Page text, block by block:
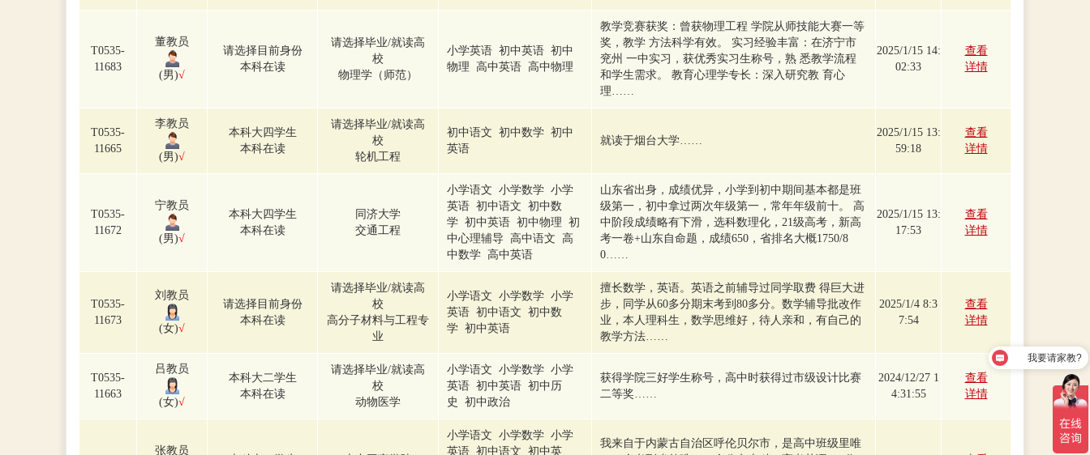
T0535-
11683
董教员
(男)√
请选择目前身份
本科在读
请选择毕业/就读高
校
物理学（师范）
小学英语 初中英语 初中
物理 高中英语 高中物理
教学竞赛获奖：曾获物理工程 学院从师技能大赛一等
奖，教学 方法科学有效。 实习经验丰富：在济宁市
兖州 一中实习，获优秀实习生称号，熟 悉教学流程
和学生需求。 教育心理学专长：深入研究教 育心
理……
2025/1/15 14:
02:33
查看
详情
T0535-
11665
李教员
(男)√
本科大四学生
本科在读
请选择毕业/就读高
校
轮机工程
初中语文 初中数学 初中
英语
就读于烟台大学……
2025/1/15 13:
59:18
查看
详情
T0535-
11672
宁教员
(男)√
本科大四学生
本科在读
同济大学
交通工程
小学语文 小学数学 小学
英语 初中语文 初中数
学 初中英语 初中物理 初
中心理辅导 高中语文 高
中数学 高中英语
山东省出身，成绩优异，小学到初中期间基本都是班
级第一，初中拿过两次年级第一，常年年级前十。 高
中阶段成绩略有下滑，选科数理化，21级高考，新高
考一卷+山东自命题，成绩650，省排名大概1750/8
0……
2025/1/15 13:
17:53
查看
详情
T0535-
11673
刘教员
(女)√
请选择目前身份
本科在读
请选择毕业/就读高
校
高分子材料与工程专
业
小学语文 小学数学 小学
英语 初中语文 初中数
学 初中英语
擅长数学，英语。英语之前辅导过同学取费 得巨大进
步，同学从60多分期末考到80多分。数学辅导批改作
业，本人理科生，数学思维好，待人亲和，有自己的
教学方法……
2025/1/4 8:3
7:54
查看
详情
T0535-
11663
吕教员
(女)√
本科大二学生
本科在读
请选择毕业/就读高
校
动物医学
小学语文 小学数学 小学
英语 初中英语 初中历
史 初中政治
获得学院三好学生称号，高中时获得过市级设计比赛
二等奖……
2024/12/27 1
4:31:55
查看
详情
张教员
小学语文 小学数学 小学
英语 初中语文 初中英
我来自于内蒙古自治区呼伦贝尔市，是高中班级里唯
我要请家教?